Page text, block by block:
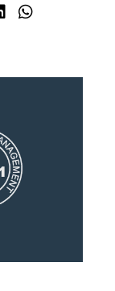
Lausanne
Partager